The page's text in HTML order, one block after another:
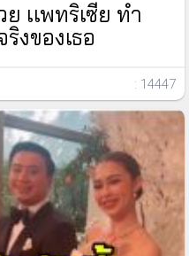
เเพทริเซีย ทำ
งของเธอ
: 14447